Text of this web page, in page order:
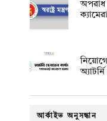
অপরাধ
আর্কাইভ অনুসন্ধান